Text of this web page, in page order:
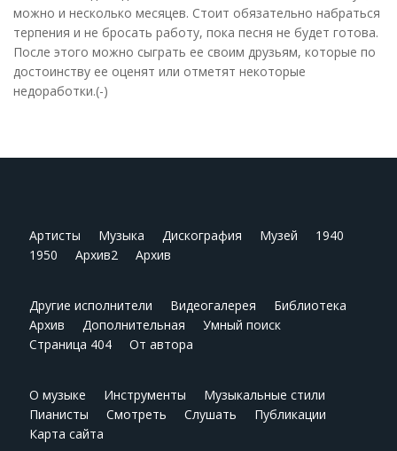
можно и несколько месяцев. Стоит обязательно набраться
терпения и не бросать работу, пока песня не будет готова.
После этого можно сыграть ее своим друзьям, которые по
достоинству ее оценят или отметят некоторые
недоработки.(-)
Артисты Музыка Дискография Музей
1940
1950
Архив2 Архив
Другие исполнители Видеогалерея
Библиотека
Архив
Дополнительная
Умный поиск
Страница 404
От автора
О музыке Инструменты
Музыкальные стили
Пианисты
Смотреть Слушать
Публикации
Карта сайта